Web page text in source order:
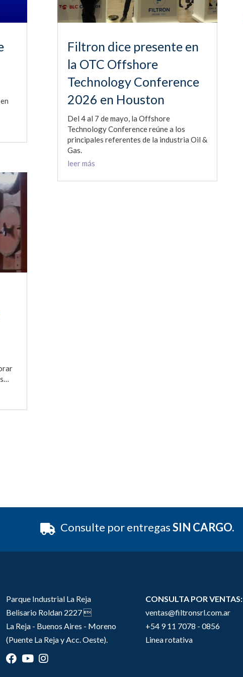
Filtron dice presente en
la OTC Offshore
Technology Conference
2026 en Houston
Del 4 al 7 de mayo, la Offshore
Technology Conference reúne a los
principales referentes de la industria Oil &
Gas.
leer más
Consulte por entregasSIN CARGO.
Parque Industrial La Reja
Belisario Roldan 2227 
La Reja - Buenos Aires - Moreno
(Puente La Reja y Acc. Oeste).
CONSULTA POR VENTAS:
ventas@filtronsrl.com.ar
+54 9 11 7078 - 0856
Linea rotativa